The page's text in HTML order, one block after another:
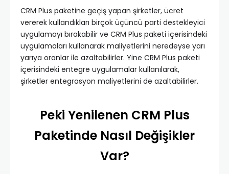
CRM Plus paketine geçiş yapan şirketler, ücret
vererek kullandıkları birçok üçüncü parti destekleyici
uygulamayı bırakabilir ve CRM Plus paketi içerisindeki
uygulamaları kullanarak maliyetlerini neredeyse yarı
yarıya oranlar ile azaltabilirler. Yine CRM Plus paketi
içerisindeki entegre uygulamalar kullanılarak,
şirketler entegrasyon maliyetlerini de azaltabilirler.
Peki Yenilenen CRM Plus
Paketinde Nasıl Değişikler
Var?